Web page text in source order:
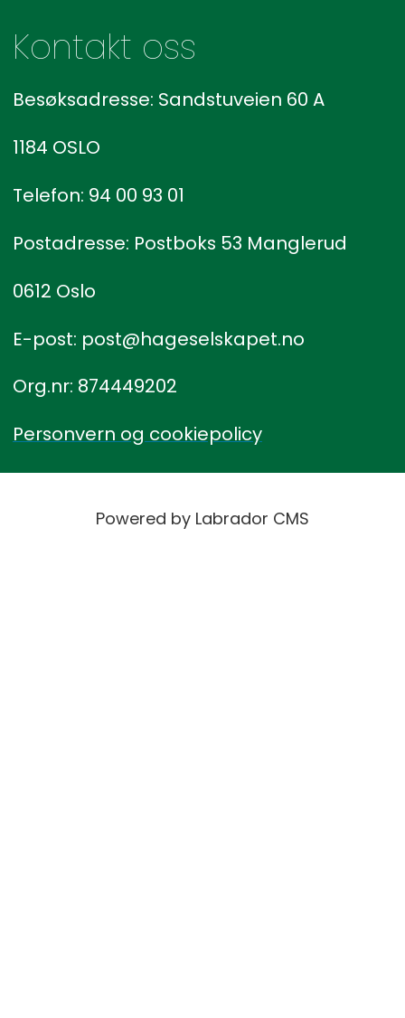
Kontakt oss
Besøksadresse: Sandstuveien 60 A
1184 OSLO
Telefon: 94 00 93 01
Postadresse: Postboks 53 Manglerud
0612 Oslo
E-post: post@hageselskapet.no
Org.nr: 874449202
Personvern og cookiepolicy
Powered by Labrador CMS